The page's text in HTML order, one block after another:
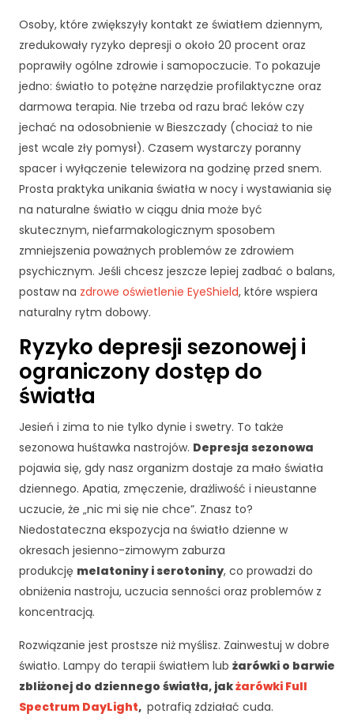
Osoby, które zwiększyły kontakt ze światłem dziennym,
zredukowały ryzyko depresji o około 20 procent oraz
poprawiły ogólne zdrowie i samopoczucie. To pokazuje
jedno: światło to potężne narzędzie profilaktyczne oraz
darmowa terapia. Nie trzeba od razu brać leków czy
jechać na odosobnienie w Bieszczady (chociaż to nie
jest wcale zły pomysł). Czasem wystarczy poranny
spacer i wyłączenie telewizora na godzinę przed snem.
Prosta praktyka unikania światła w nocy i wystawiania się
na naturalne światło w ciągu dnia może być
skutecznym, niefarmakologicznym sposobem
zmniejszenia poważnych problemów ze zdrowiem
psychicznym. Jeśli chcesz jeszcze lepiej zadbać o balans,
postaw na zdrowe oświetlenie EyeShield, które wspiera
naturalny rytm dobowy.
Ryzyko depresji sezonowej i
ograniczony dostęp do
światła
Jesień i zima to nie tylko dynie i swetry. To także
sezonowa huśtawka nastrojów. Depresja sezonowa
pojawia się, gdy nasz organizm dostaje za mało światła
dziennego. Apatia, zmęczenie, drażliwość i nieustanne
uczucie, że „nic mi się nie chce”. Znasz to?
Niedostateczna ekspozycja na światło dzienne w
okresach jesienno-zimowym zaburza
produkcję melatoniny i serotoniny, co prowadzi do
obniżenia nastroju, uczucia senności oraz problemów z
koncentracją.
Rozwiązanie jest prostsze niż myślisz. Zainwestuj w dobre
światło. Lampy do terapii światłem lub żarówki o barwie
zbliżonej do dziennego światła, jakżarówki Full
Spectrum DayLight, potrafią zdziałać cuda.
.
ą
o
n
e
o
tr
z
e
n
e
d
o
n
c
j
o
n
w
a
n
i
s
tr
o
n
i
n
e
r
n
t